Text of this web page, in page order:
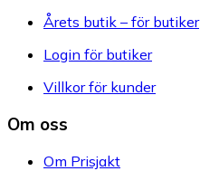
Årets butik – för butiker
Login för butiker
Villkor för kunder
Om oss
Om Prisjakt